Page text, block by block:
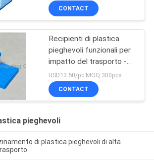
CONTACT
Recipienti di plastica
pieghevoli funzionali per
impatto del trasporto -
resistenza
USD13.50/pc MOQ:300pcs
CONTACT
pieghevoli
di plastica pieghevoli di alta